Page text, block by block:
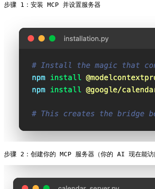
步骤 1：安装 MCP 并设置服务器
步骤 2：创建你的 MCP 服务器（你的 AI 现在能访